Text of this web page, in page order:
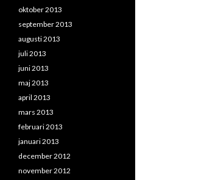
oktober 2013
september 2013
augusti 2013
juli 2013
juni 2013
maj 2013
april 2013
mars 2013
februari 2013
januari 2013
december 2012
november 2012